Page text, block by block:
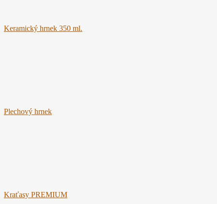
Keramický hrnek 350 ml.
Plechový hrnek
Kraťasy PREMIUM